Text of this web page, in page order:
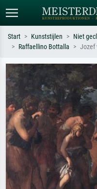
Zoek op kunstenaar, titel of stijl –
Monet, Sterrennacht,
Hokusai-golf, naakt.
Start Kunststijlen
Niet
Raffaellino Bottalla
Jozef